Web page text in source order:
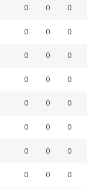
0 0 0
0 0 0
0 0 0
0 0 0
0 0 0
0 0 0
0 0 0
0 0 0